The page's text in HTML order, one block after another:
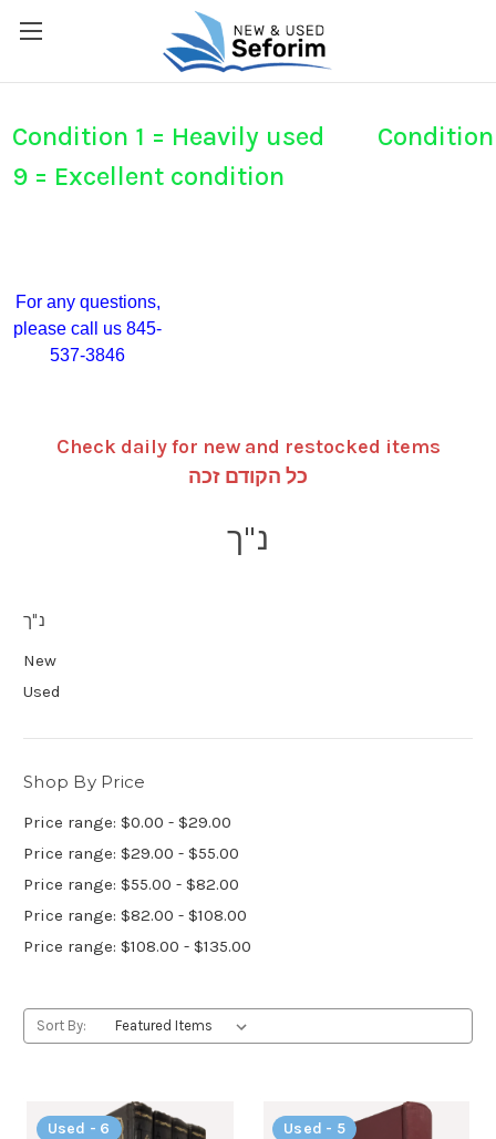
Condition 1 = Heavily used Condition
9 = Excellent condition
For any questions,
please call us 845-
537-3846
Check daily for new and restocked items
כל הקודם זכה
נ"ך
נ"ך
New
Used
Shop By Price
Price range: $0.00 - $29.00
Price range: $29.00 - $55.00
Price range: $55.00 - $82.00
Price range: $82.00 - $108.00
Price range: $108.00 - $135.00
Sort By:
Used - 6 Used - 5